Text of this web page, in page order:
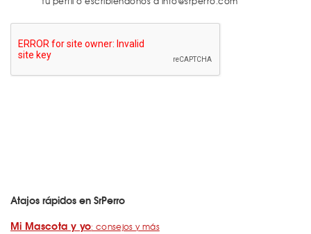
Atajos rápidos en SrPerro
Mi Mascota y yo: consejos y más